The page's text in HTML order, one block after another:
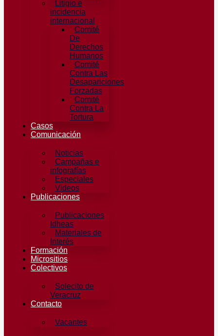
Litigio e
incidencia
internacional
Comité
De
Derechos
Humanos​
Comité
Contra Las
Desapariciones
Forzadas
Comité
Contra La
Tortura​
Casos
Comunicación
Noticias
Campañas e
infografías
Especiales
Videos
Publicaciones
Publicaciones
Idheas
Materiales de
Interés
Formación
Micrositios
Colectivos
Solecito de
Veracruz
Contacto
Vacantes